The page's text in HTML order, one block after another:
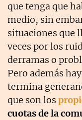
que tenga que
medio, sin
situaciones que
veces por los
derramas o
Pero además
termina
que son los
cuotas de la